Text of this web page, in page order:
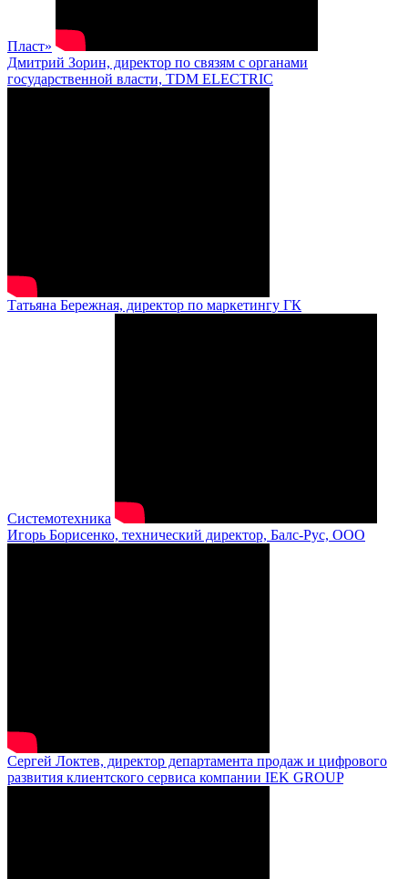
Пласт»
Дмитрий Зорин, директор по связям с органами
государственной власти, TDM ELECTRIC
Татьяна Бережная, директор по маркетингу ГК
Системотехника
Игорь Борисенко, технический директор, Балс-Рус, ООО
Сергей Локтев, директор департамента продаж и цифрового
развития клиентского сервиса компании IEK GROUP